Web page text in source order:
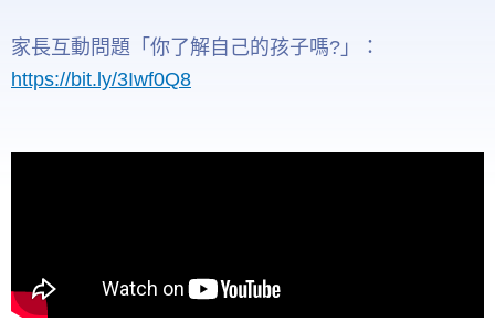
家長互動問題「你了解自己的孩子嗎?」：
https://bit.ly/3Iwf0Q8